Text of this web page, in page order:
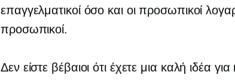
επαγγελματικοί όσο και οι προσωπικοί
προσωπικοί.
Δεν είστε βέβαιοι ότι έχετε μια καλή ιδέα